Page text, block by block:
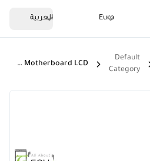
Euro العربية
Default
Category
Für Samsung Galaxy S22 SM-S901 Flexkabel Kabel Main Motherboard LCD